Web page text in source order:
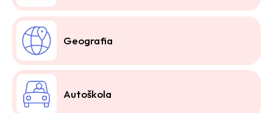
Geografia
Autoškola